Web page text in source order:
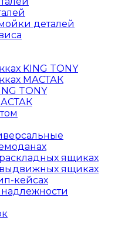
деталей
KING TONY
МАСТАК
TONY
ящиках
ящиках
кейсах